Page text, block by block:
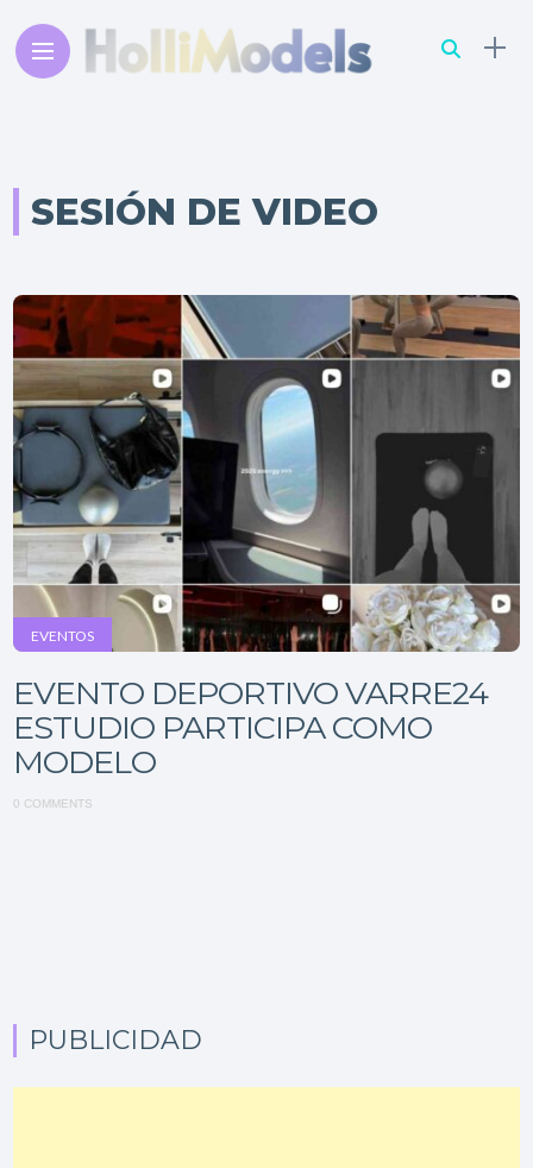
SESIÓN DE VIDEO
EVENTOS
EVENTO DEPORTIVO VARRE24
ESTUDIO PARTICIPA COMO
MODELO
0 COMMENTS
PUBLICIDAD